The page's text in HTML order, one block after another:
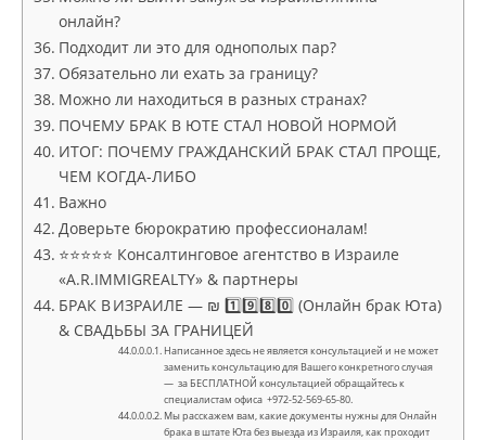
онлайн?
Подходит ли это для однополых пар?
Обязательно ли ехать за границу?
Можно ли находиться в разных странах?
ПОЧЕМУ БРАК В ЮТЕ СТАЛ НОВОЙ НОРМОЙ
ИТОГ: ПОЧЕМУ ГРАЖДАНСКИЙ БРАК СТАЛ ПРОЩЕ,
ЧЕМ КОГДА-ЛИБО
Важно
Доверьте бюрократию профессионалам!
⭐⭐⭐⭐⭐ Консалтинговое агентство в Израиле
«A.R.IMMIGREALTY» & партнеры
БРАК В ИЗРАИЛЕ — ₪ 1️⃣9️⃣8️⃣0️⃣ (Онлайн брак Юта)
& СВАДЬБЫ ЗА ГРАНИЦЕЙ
Написанное здесь не является консультацией и не может
заменить консультацию для Вашего конкретного случая
— за БЕСПЛАТНОЙ консультацией обращайтесь к
специалистам офиса +972-52-569-65-80.
Мы расскажем вам, какие документы нужны для Онлайн
брака в штате Юта без выезда из Израиля, как проходит